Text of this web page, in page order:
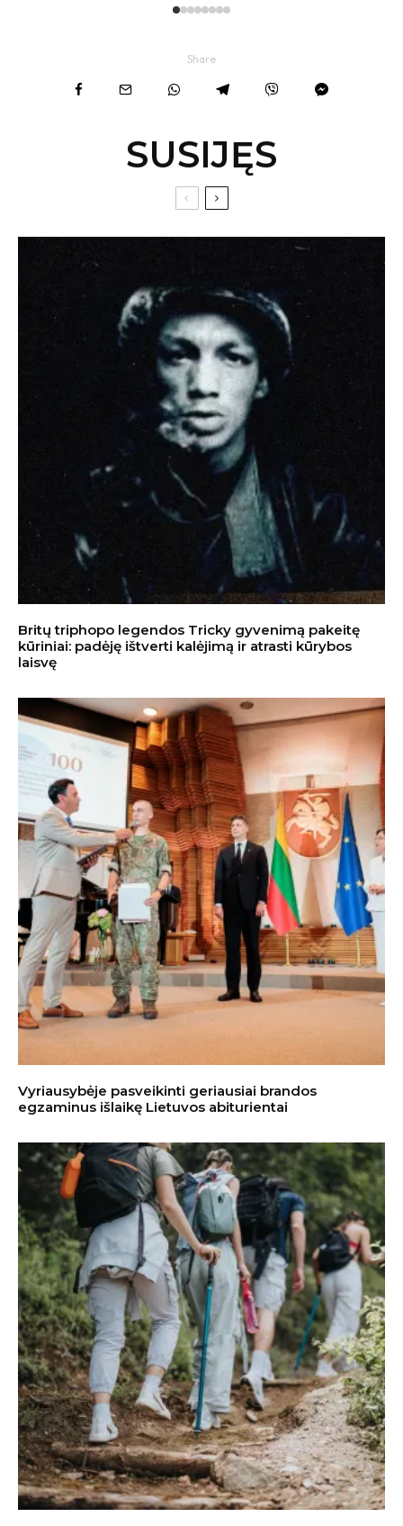
Share
SUSIJĘS
Britų triphopo legendos Tricky gyvenimą pakeitę
kūriniai: padėję ištverti kalėjimą ir atrasti kūrybos
laisvę
Vyriausybėje pasveikinti geriausiai brandos
egzaminus išlaikę Lietuvos abiturientai